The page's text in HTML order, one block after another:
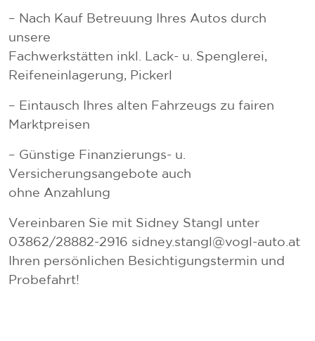
– Nach Kauf Betreuung Ihres Autos durch
unsere
Fachwerkstätten inkl. Lack- u. Spenglerei,
Reifeneinlagerung, Pickerl
– Eintausch Ihres alten Fahrzeugs zu fairen
Marktpreisen
– Günstige Finanzierungs- u.
Versicherungsangebote auch
ohne Anzahlung
Vereinbaren Sie mit Sidney Stangl unter
03862/28882-2916 sidney.stangl@vogl-auto.at
Ihren persönlichen Besichtigungstermin und
Probefahrt!